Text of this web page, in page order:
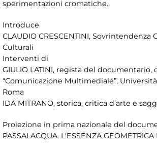
sperimentazioni cromatiche.
Introduce
CLAUDIO CRESCENTINI, Sovrintendenza
Culturali
Interventi di
GIULIO LATINI, regista del documentario,
“Comunicazione Multimediale”,
Roma
IDA MITRANO, storica, critica d’arte e
Proiezione in prima nazionale del
PASSALACQUA. L'ESSENZA